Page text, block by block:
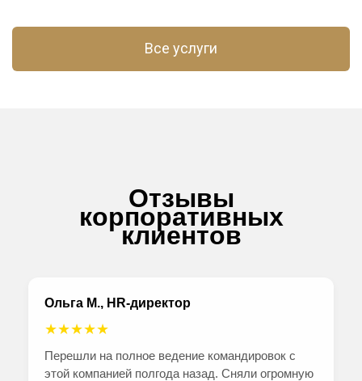
Все услуги
Отзывы
корпоративных
клиентов
Ольга М., HR-директор
★★★★★
Перешли на полное ведение командировок с
этой компанией полгода назад. Сняли огромную